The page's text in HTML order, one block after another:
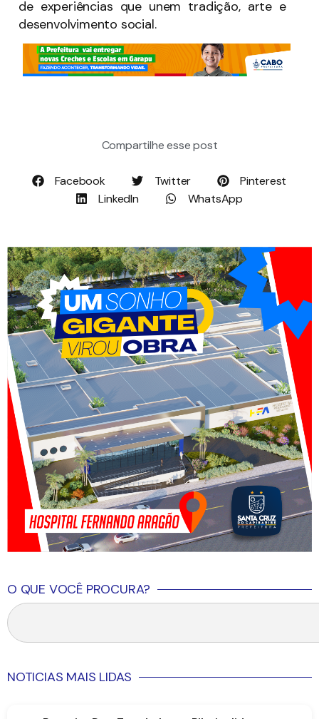
de experiências que unem tradição, arte e
desenvolvimento social.
Compartilhe esse post
Facebook Twitter
Pinterest
LinkedIn
WhatsApp
O QUE VOCÊ PROCURA?
NOTICIAS MAIS LIDAS